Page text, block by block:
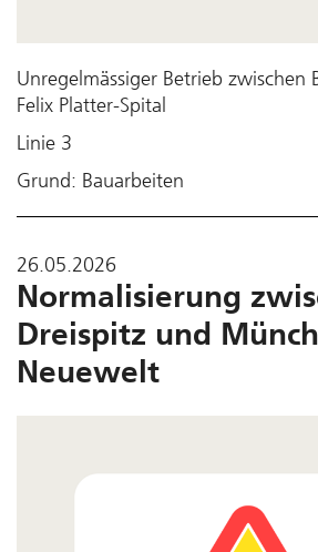
Unregelmässiger Betrieb zwischen
Felix Platter-Spital
Linie 3
Grund: Bauarbeiten
26.05.2026
Normalisierung
Dreispitz und
Neuewelt